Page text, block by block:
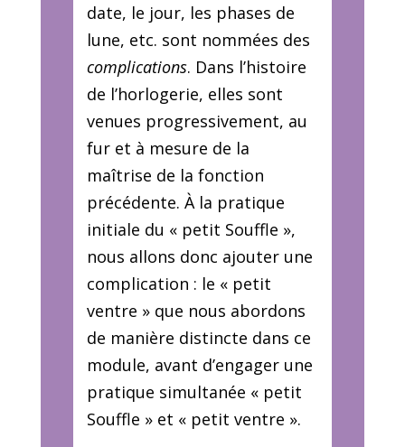
date, le jour, les phases de
lune, etc. sont nommées des
complications. Dans l’histoire
de l’horlogerie, elles sont
venues progressivement, au
fur et à mesure de la
maîtrise de la fonction
précédente. À la pratique
initiale du « petit Souffle »,
nous allons donc ajouter une
complication : le « petit
ventre » que nous abordons
de manière distincte dans ce
module, avant d’engager une
pratique simultanée « petit
Souffle » et « petit ventre ».